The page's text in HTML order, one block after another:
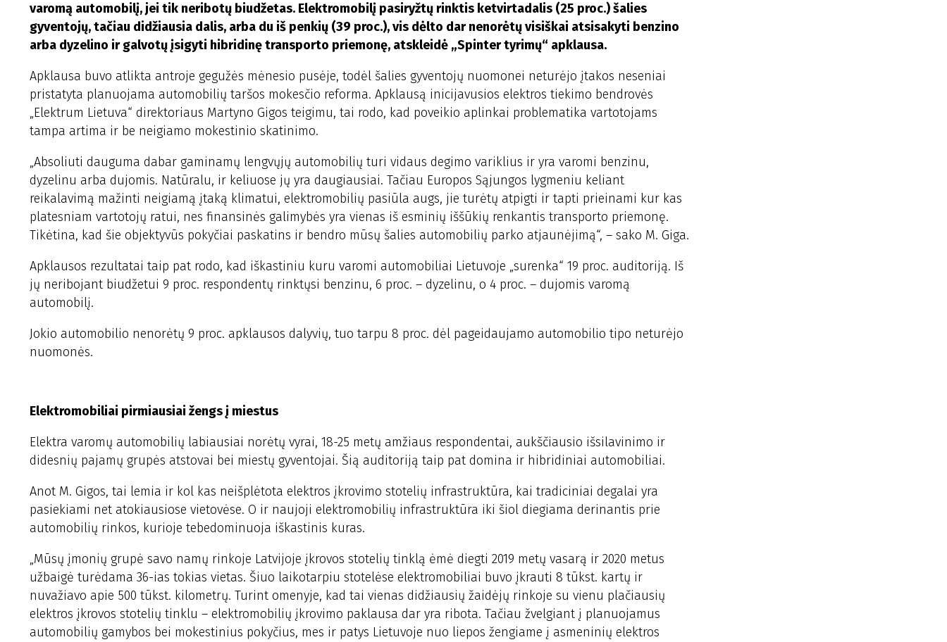
varomą automobilį, jei tik neribotų biudžetas. Elektromobilį pasiryžtų rinktis ketvirtadalis (25 proc.) šalies
gyventojų, tačiau didžiausia dalis, arba du iš penkių (39 proc.), vis dėlto dar nenorėtų visiškai atsisakyti benzino
arba dyzelino ir galvotų įsigyti hibridinę transporto priemonę, atskleidė „Spinter tyrimų“ apklausa.
Apklausa buvo atlikta antroje gegužės mėnesio pusėje, todėl šalies gyventojų nuomonei neturėjo įtakos neseniai
pristatyta planuojama automobilių taršos mokesčio reforma. Apklausą inicijavusios elektros tiekimo bendrovės
„Elektrum Lietuva“ direktoriaus Martyno Gigos teigimu, tai rodo, kad poveikio aplinkai problematika vartotojams
tampa artima ir be neigiamo mokestinio skatinimo.
„Absoliuti dauguma dabar gaminamų lengvųjų automobilių turi vidaus degimo variklius ir yra varomi benzinu,
dyzelinu arba dujomis. Natūralu, ir keliuose jų yra daugiausiai. Tačiau Europos Sąjungos lygmeniu keliant
reikalavimą mažinti neigiamą įtaką klimatui, elektromobilių pasiūla augs, jie turėtų atpigti ir tapti prieinami kur kas
platesniam vartotojų ratui, nes finansinės galimybės yra vienas iš esminių iššūkių renkantis transporto priemonę.
Tikėtina, kad šie objektyvūs pokyčiai paskatins ir bendro mūsų šalies automobilių parko atjaunėjimą“, – sako M. Giga.
Apklausos rezultatai taip pat rodo, kad iškastiniu kuru varomi automobiliai Lietuvoje „surenka“ 19 proc. auditoriją. Iš
jų neribojant biudžetui 9 proc. respondentų rinktųsi benzinu, 6 proc. – dyzelinu, o 4 proc. – dujomis varomą
automobilį.
Jokio automobilio nenorėtų 9 proc. apklausos dalyvių, tuo tarpu 8 proc. dėl pageidaujamo automobilio tipo neturėjo
nuomonės.
Elektromobiliai pirmiausiai žengs į miestus
Elektra varomų automobilių labiausiai norėtų vyrai, 18-25 metų amžiaus respondentai, aukščiausio išsilavinimo ir
didesnių pajamų grupės atstovai bei miestų gyventojai. Šią auditoriją taip pat domina ir hibridiniai automobiliai.
Anot M. Gigos, tai lemia ir kol kas neišplėtota elektros įkrovimo stotelių infrastruktūra, kai tradiciniai degalai yra
pasiekiami net atokiausiose vietovėse. O ir naujoji elektromobilių infrastruktūra iki šiol diegiama derinantis prie
automobilių rinkos, kurioje tebedominuoja iškastinis kuras.
„Mūsų įmonių grupė savo namų rinkoje Latvijoje įkrovos stotelių tinklą ėmė diegti 2019 metų vasarą ir 2020 metus
užbaigė turėdama 36-ias tokias vietas. Šiuo laikotarpiu stotelėse elektromobiliai buvo įkrauti 8 tūkst. kartų ir
nuvažiavo apie 500 tūkst. kilometrų. Turint omenyje, kad tai vienas didžiausių žaidėjų rinkoje su vienu plačiausių
elektros įkrovos stotelių tinklu – elektromobilių įkrovimo paklausa dar yra ribota. Tačiau žvelgiant į planuojamus
automobilių gamybos bei mokestinius pokyčius, mes ir patys Lietuvoje nuo liepos žengiame į asmeninių elektros